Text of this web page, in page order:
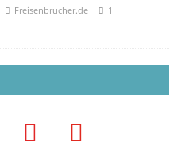
Freisenbrucher.de 1